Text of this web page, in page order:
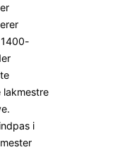
lakmestre
i